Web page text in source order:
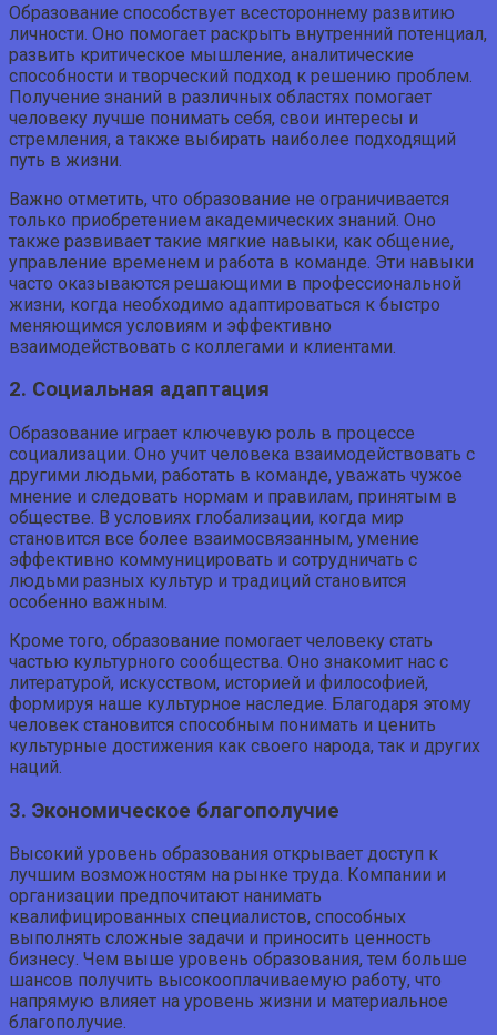
Образование способствует всестороннему развитию
личности. Оно помогает раскрыть внутренний потенциал,
развить критическое мышление, аналитические
способности и творческий подход к решению проблем.
Получение знаний в различных областях помогает
человеку лучше понимать себя, свои интересы и
стремления, а также выбирать наиболее подходящий
путь в жизни.
Важно отметить, что образование не ограничивается
только приобретением академических знаний. Оно
также развивает такие мягкие навыки, как общение,
управление временем и работа в команде. Эти навыки
часто оказываются решающими в профессиональной
жизни, когда необходимо адаптироваться к быстро
меняющимся условиям и эффективно
взаимодействовать с коллегами и клиентами.
2. Социальная адаптация
Образование играет ключевую роль в процессе
социализации. Оно учит человека взаимодействовать с
другими людьми, работать в команде, уважать чужое
мнение и следовать нормам и правилам, принятым в
обществе. В условиях глобализации, когда мир
становится все более взаимосвязанным, умение
эффективно коммуницировать и сотрудничать с
людьми разных культур и традиций становится
особенно важным.
Кроме того, образование помогает человеку стать
частью культурного сообщества. Оно знакомит нас с
литературой, искусством, историей и философией,
формируя наше культурное наследие. Благодаря этому
человек становится способным понимать и ценить
культурные достижения как своего народа, так и других
наций.
3. Экономическое благополучие
Высокий уровень образования открывает доступ к
лучшим возможностям на рынке труда. Компании и
организации предпочитают нанимать
квалифицированных специалистов, способных
выполнять сложные задачи и приносить ценность
бизнесу. Чем выше уровень образования, тем больше
шансов получить высокооплачиваемую работу, что
напрямую влияет на уровень жизни и материальное
благополучие.